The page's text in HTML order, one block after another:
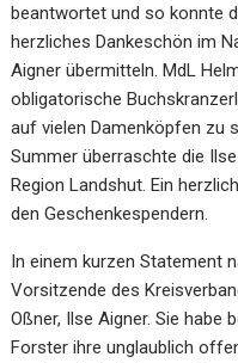
beantwortet und so konnte
herzliches Dankeschön im
Aigner übermitteln. MdL
obligatorische
auf vielen Damenköpfen zu
Summer überraschte die
Region Landshut. Ein
den Geschenkespendern.
In einem kurzen Statement
Vorsitzende des
Oßner, Ilse Aigner. Sie habe
Forster ihre unglaublich